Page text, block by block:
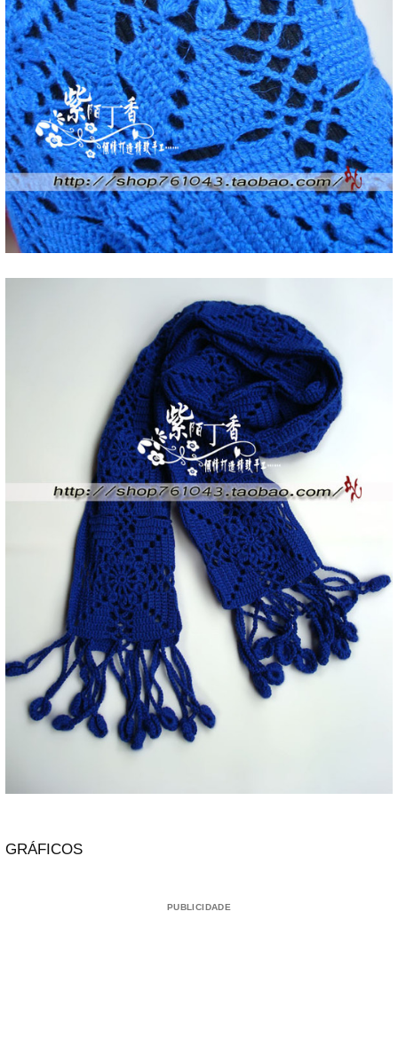
GRÁFICOS
PUBLICIDADE